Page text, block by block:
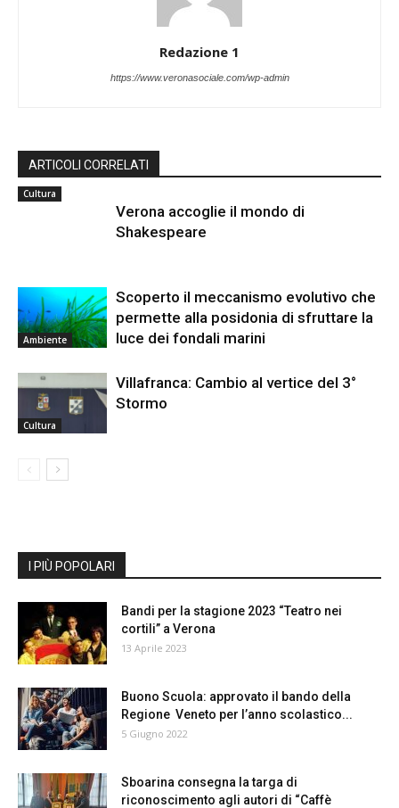
Redazione 1
https://www.veronasociale.com/wp-admin
ARTICOLI CORRELATI
Cultura
Verona accoglie il mondo di
Shakespeare
Ambiente
Scoperto il meccanismo evolutivo che
permette alla posidonia di sfruttare la
luce dei fondali marini
Cultura
Villafranca: Cambio al vertice del 3°
Stormo
I PIÙ POPOLARI
Bandi per la stagione 2023 “Teatro nei
cortili” a Verona
13 Aprile 2023
Buono Scuola: approvato il bando della
Regione Veneto per l’anno scolastico...
5 Giugno 2022
Sboarina consegna la targa di
riconoscimento agli autori di “Caffè